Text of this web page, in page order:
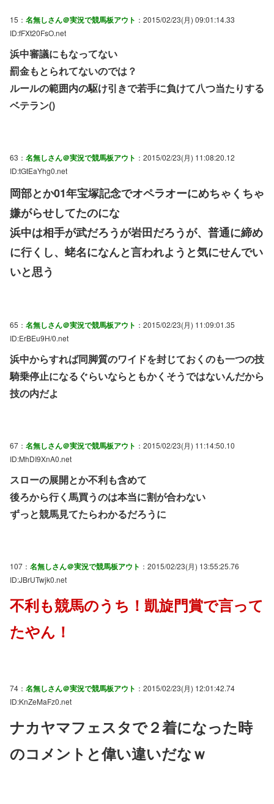
15： 名無しさん＠実況で競馬板アウト ：2015/02/23(月) 09:01:14.33
ID:fFXt20FsO.net
浜中審議にもなってない
罰金もとられてないのでは？
ルールの範囲内の駆け引きで若手に負けて八つ当たりする
ベテラン()
63： 名無しさん＠実況で競馬板アウト ：2015/02/23(月) 11:08:20.12
ID:tGtEaYhg0.net
岡部とか01年宝塚記念でオペラオーにめちゃくちゃ
嫌がらせしてたのにな
浜中は相手が武だろうが岩田だろうが、普通に締め
に行くし、蛯名になんと言われようと気にせんでい
いと思う
65： 名無しさん＠実況で競馬板アウト ：2015/02/23(月) 11:09:01.35
ID:ErBEu9H/0.net
浜中からすれば同脚質のワイドを封じておくのも一つの技
騎乗停止になるぐらいならともかくそうではないんだから
技の内だよ
67： 名無しさん＠実況で競馬板アウト ：2015/02/23(月) 11:14:50.10
ID:MhDI9XnA0.net
スローの展開とか不利も含めて
後ろから行く馬買うのは本当に割が合わない
ずっと競馬見てたらわかるだろうに
107： 名無しさん＠実況で競馬板アウト ：2015/02/23(月) 13:55:25.76
ID:JBrUTwjk0.net
不利も競馬のうち！凱旋門賞で言って
たやん！
74： 名無しさん＠実況で競馬板アウト ：2015/02/23(月) 12:01:42.74
ID:KnZeMaFz0.net
ナカヤマフェスタで２着になった時
のコメントと偉い違いだなｗ